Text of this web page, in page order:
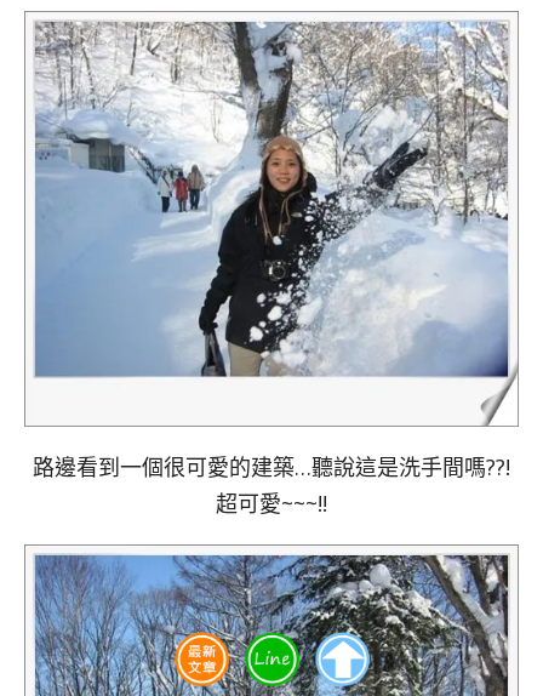
路邊看到一個很可愛的建築…聽說這是洗手間嗎??!
超可愛~~~!!